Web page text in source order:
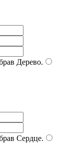
Дерево.
Сердце.